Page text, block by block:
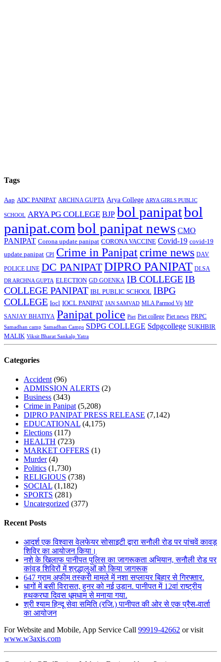
Tags
Aap ADC PANIPAT ARCHNA GUPTA Arya College ARYA GIRLS PUBLIC
SCHOOL ARYA PG COLLEGE BJP bol panipatbol
panipat.combol panipat news CMO
PANIPAT Corona update panipat CORONA VACCINE Covid-19 covid-19
update panipat CPI Crime in Panipatcrime news DAV
POLICE LINE DC PANIPATDIPRO PANIPAT DLSA
DR ARCHNA GUPTA ELECTION GD GOENKA IB COLLEGEIB
COLLEGE PANIPAT IBL PUBLIC SCHOOL IBPG
COLLEGE Iocl IOCL PANIPAT JAN SAMVAD MLA Parmod Vij MP
SANJAY BHATIYA Panipat police Piet Piet college Piet news PRPC
Samadhan camp Samadhan Camps SDPG COLLEGE Sdpgcollege SUKHBIR
MALIK Viksit Bharat Sankalp Yatra
Categories
Accident (96)
ADMISSION ALERTS (2)
Business (343)
Crime in Panipat (5,208)
DIPRO PANIPAT PRESS RELEASE (7,142)
EDUCATIONAL (4,175)
Elections (117)
HEALTH (723)
MARKET OFFERS (1)
Murder(4)
Politics (1,730)
RELIGIOUS (738)
SOCIAL (1,182)
SPORTS (281)
Uncategorized (377)
Recent Posts
आदर्श एक विश्वास वेलफेयर सोसाइटी द्वारा सनौली रोड पर पांचवें कावड़
शिविर का आयोजन किया।
नशे के खिलाफ पानीपत पुलिस का जागरूकता अभियान, सनौली रोड पर
कांवड़ शिविरों में श्रद्धालुओं को किया जागरूक
647 ग्राम अफीम तस्करी मामले में नशा सप्लायर बिहार से गिरफ्तार.
धागों में बसी विरासत, हुनर को नई उड़ान. पानीपत में 12वां राष्ट्रीय
हथकरघा दिवस धूमधाम से मनाया गया.
श्री श्याम हिन्दू सेवा समिति (रजि.) पानीपत की ओर से एक प्रैस-वार्ता
का आयोजन
For Website and Mobile, App Service Call 99919-42662 or visit
www.w3axis.com